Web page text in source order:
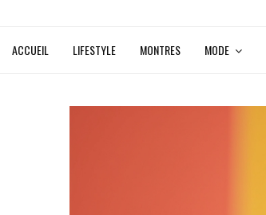
ACCUEIL LIFESTYLE MONTRES MODE